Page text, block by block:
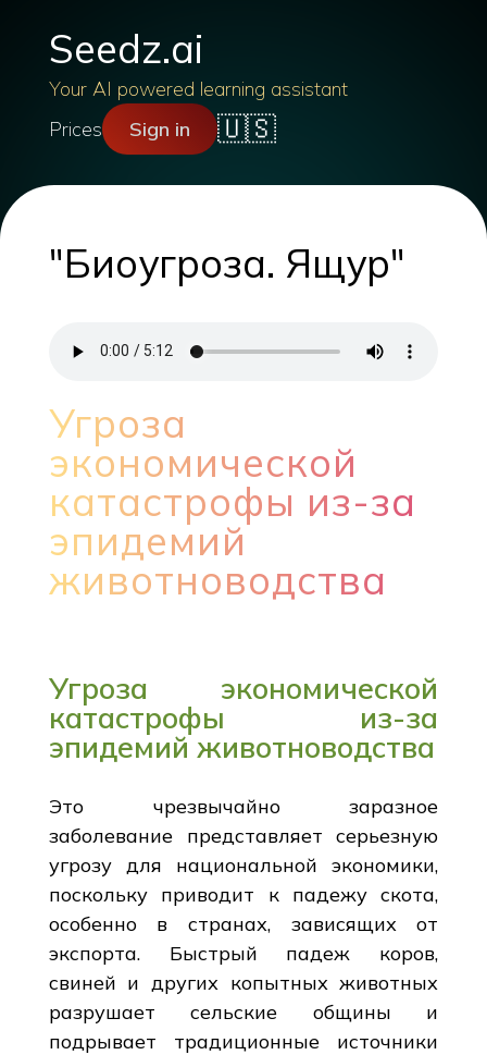
Seedz.ai
Your AI powered learning assistant
Prices
Sign in 🇺🇸
"Биоугроза. Ящур"
Угроза
экономической
катастрофы из-за
эпидемий
животноводства
Угроза экономической
катастрофы из-за
эпидемий животноводства
Это чрезвычайно заразное
заболевание представляет серьезную
угрозу для национальной экономики,
поскольку приводит к падежу скота,
особенно в странах, зависящих от
экспорта. Быстрый падеж коров,
свиней и других копытных животных
разрушает сельские общины и
подрывает традиционные источники